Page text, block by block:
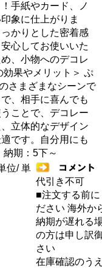
手紙やカード、ノ
象に仕上がりま
かりとした密着感
心してお使いいた
、小物へのデコレ
効果やメリット＞ ぷ
さまざまなシーンで
、相手に喜んでも
ことで、デコレー
立体的なデザイン
です。自分用にも
期：5下～
位/ 単
代引き不可
■注文する前
ださい 海外か
納期が遅れる
の方は申し訳
さい
在庫確認のう